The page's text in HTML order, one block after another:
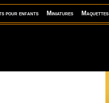
pour enfants Miniatures Maquettes